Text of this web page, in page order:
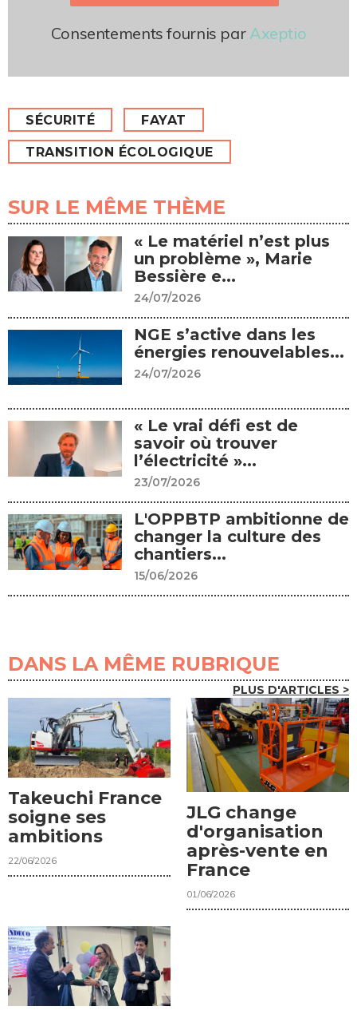
Consentements fournis par Axeptio
SÉCURITÉ FAYAT
TRANSITION ÉCOLOGIQUE
SUR LE MÊME THÈME
« Le matériel n’est plus
un problème », Marie
Bessière e...
24/07/2026
NGE s’active dans les
énergies renouvelables...
24/07/2026
« Le vrai défi est de
savoir où trouver
l’électricité »...
23/07/2026
L'OPPBTP ambitionne de
changer la culture des
chantiers...
15/06/2026
DANS LA MÊME RUBRIQUE
PLUS D'ARTICLES >
Takeuchi France
soigne ses
ambitions
22/06/2026
JLG change
d'organisation
après-vente en
France
01/06/2026